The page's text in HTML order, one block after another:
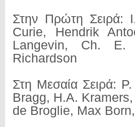
Στην Πρώτη Σειρά:
Curie, Hendrik
Langevin, Ch. E.
Richardson
Στη Μεσαία Σειρά:
Bragg, H.A.
de Broglie, Max